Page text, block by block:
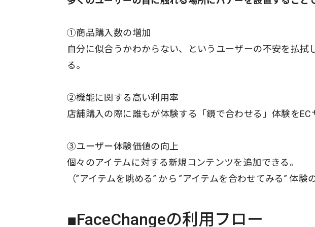
①商品購入数の増加
自分に似合うかわからない、というユーザーの不安を払
る。
②機能に関する高い利用率
店舗購入の際に誰もが体験する「鏡で合わせる」体験を
③ユーザー体験価値の向上
個々のアイテムに対する新規コンテンツを追加できる。
（”アイテムを眺める” から ”アイテムを合わせてみる” 体験
■FaceChangeの利用フロー